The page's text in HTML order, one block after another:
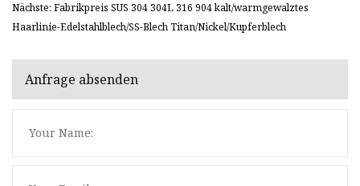
Nächste: Fabrikpreis SUS 304 304L 316 904 kalt/warmgewalztes
Haarlinie-Edelstahlblech/SS-Blech Titan/Nickel/Kupferblech
Anfrage absenden